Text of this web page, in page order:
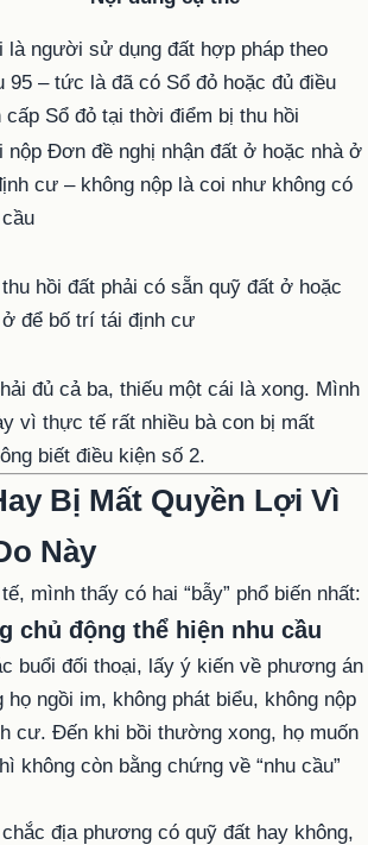
là người sử dụng đất hợp pháp theo
95 – tức là đã có Sổ đỏ hoặc đủ điều
cấp Sổ đỏ tại thời điểm bị thu hồi
nộp Đơn đề nghị nhận đất ở hoặc nhà ở
cư – không nộp là coi như không có
hồi đất phải có sẵn quỹ đất ở hoặc
ở để bố trí tái định cư
đủ cả ba, thiếu một cái là xong. Mình
vì thực tế rất nhiều bà con bị mất
biết điều kiện số 2.
Bị Mất Quyền Lợi Vì
Này
mình thấy có hai “bẫy” phổ biến nhất:
chủ động thể hiện nhu cầu
buổi đối thoại, lấy ý kiến về phương án
ngồi im, không phát biểu, không nộp
cư. Đến khi bồi thường xong, họ muốn
không còn bằng chứng về “nhu cầu”
địa phương có quỹ đất hay không,